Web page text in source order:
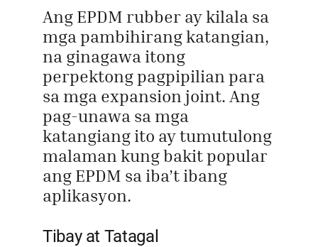
Ang EPDM rubber ay kilala sa
mga pambihirang katangian,
na ginagawa itong
perpektong pagpipilian para
sa mga expansion joint. Ang
pag-unawa sa mga
katangiang ito ay tumutulong
malaman kung bakit popular
ang EPDM sa iba’t ibang
aplikasyon.
Tibay at Tatagal